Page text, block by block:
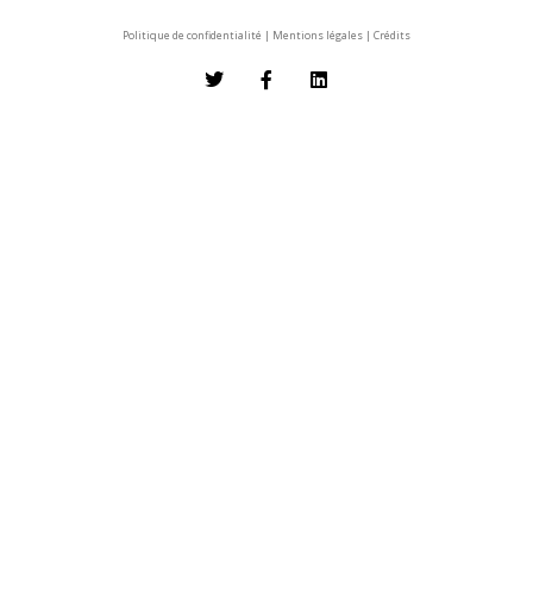
Politique de confidentialité | Mentions légales | Crédits